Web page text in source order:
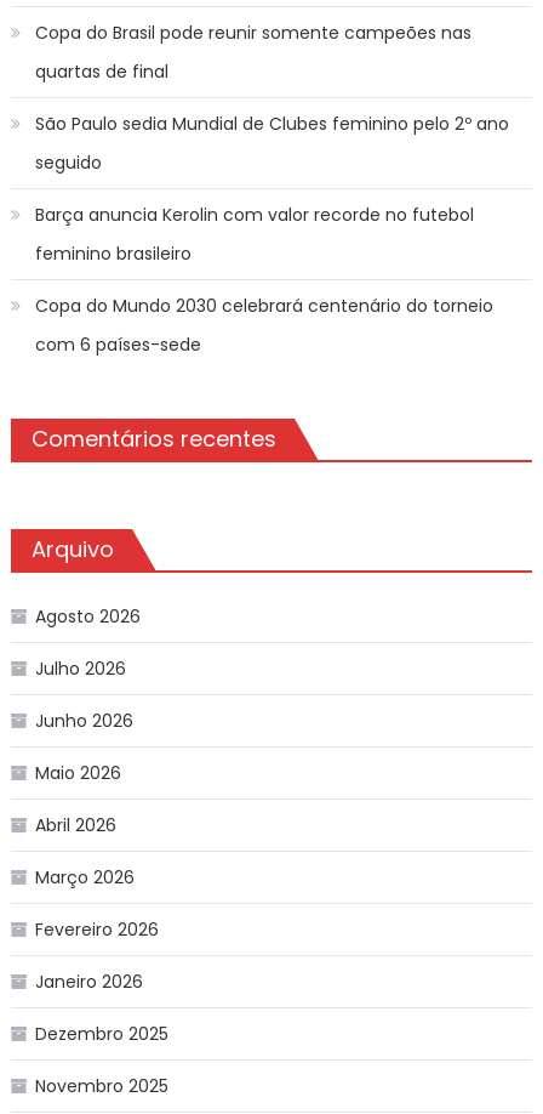
Copa do Brasil pode reunir somente campeões nas
quartas de final
São Paulo sedia Mundial de Clubes feminino pelo 2º ano
seguido
Barça anuncia Kerolin com valor recorde no futebol
feminino brasileiro
Copa do Mundo 2030 celebrará centenário do torneio
com 6 países-sede
Comentários recentes
Arquivo
Agosto 2026
Julho 2026
Junho 2026
Maio 2026
Abril 2026
Março 2026
Fevereiro 2026
Janeiro 2026
Dezembro 2025
Novembro 2025